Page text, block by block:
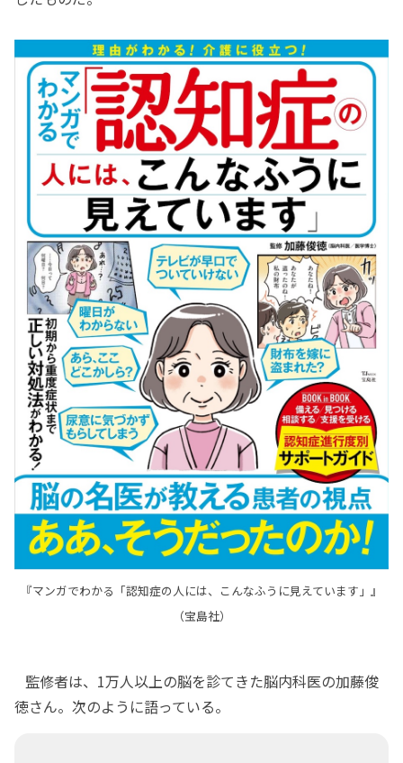
『マンガでわかる「認知症の人には、こんなふうに見えています」』
（宝島社）
監修者は、1万人以上の脳を診てきた脳内科医の加藤俊
徳さん。次のように語っている。